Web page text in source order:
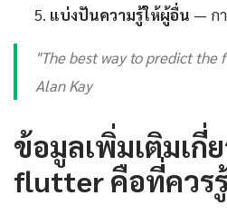
แบ่งปันความรู้ให้ผู้อื่น — ก
"The best way to predict
Alan Kay
ข้อมูลเพิ่มเติมเกี่
flutter คือที่ควร